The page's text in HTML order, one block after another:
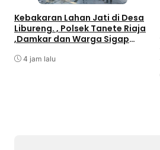
Kebakaran Lahan Jati di Desa
Libureng. , Polsek Tanete Riaja
,Damkar dan Warga Sigap
4 jam lalu